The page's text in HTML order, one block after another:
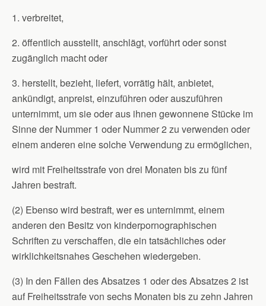
1. verbreitet,
2. öffentlich ausstellt, anschlägt, vorführt oder sonst
zugänglich macht oder
3. herstellt, bezieht, liefert, vorrätig hält, anbietet,
ankündigt, anpreist, einzuführen oder auszuführen
unternimmt, um sie oder aus ihnen gewonnene Stücke im
Sinne der Nummer 1 oder Nummer 2 zu verwenden oder
einem anderen eine solche Verwendung zu ermöglichen,
wird mit Freiheitsstrafe von drei Monaten bis zu fünf
Jahren bestraft.
(2) Ebenso wird bestraft, wer es unternimmt, einem
anderen den Besitz von kinderpornographischen
Schriften zu verschaffen, die ein tatsächliches oder
wirklichkeitsnahes Geschehen wiedergeben.
(3) In den Fällen des Absatzes 1 oder des Absatzes 2 ist
auf Freiheitsstrafe von sechs Monaten bis zu zehn Jahren